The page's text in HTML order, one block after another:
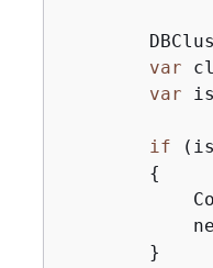
var
var
if
{
        }